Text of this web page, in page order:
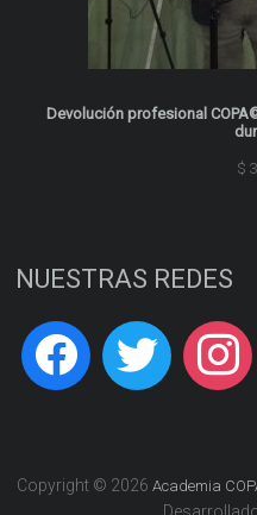
Devolución profesional
$
NUESTRAS REDES
Copyright © 2026 Academia